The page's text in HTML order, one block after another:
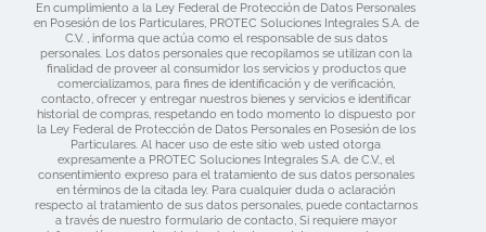
Mercado libre
Contacto
En cumplimiento a la Ley Federal de Protección de Datos Personales
en Posesión de los Particulares, PROTEC Soluciones Integrales S.A. de
C.V. , informa que actúa como el responsable de sus datos
personales. Los datos personales que recopilamos se utilizan con la
finalidad de proveer al consumidor los servicios y productos que
comercializamos, para fines de identificación y de verificación,
contacto, ofrecer y entregar nuestros bienes y servicios e identificar
historial de compras, respetando en todo momento lo dispuesto por
la Ley Federal de Protección de Datos Personales en Posesión de los
Particulares. Al hacer uso de este sitio web usted otorga
expresamente a PROTEC Soluciones Integrales S.A. de C.V., el
consentimiento expreso para el tratamiento de sus datos personales
en términos de la citada ley. Para cualquier duda o aclaración
respecto al tratamiento de sus datos personales, puede contactarnos
a través de nuestro formulario de contacto, Si requiere mayor